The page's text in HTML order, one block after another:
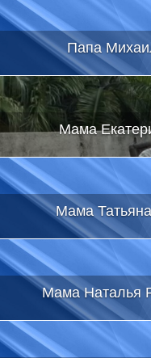
Папа
Мама
Мама
Мама Наталья